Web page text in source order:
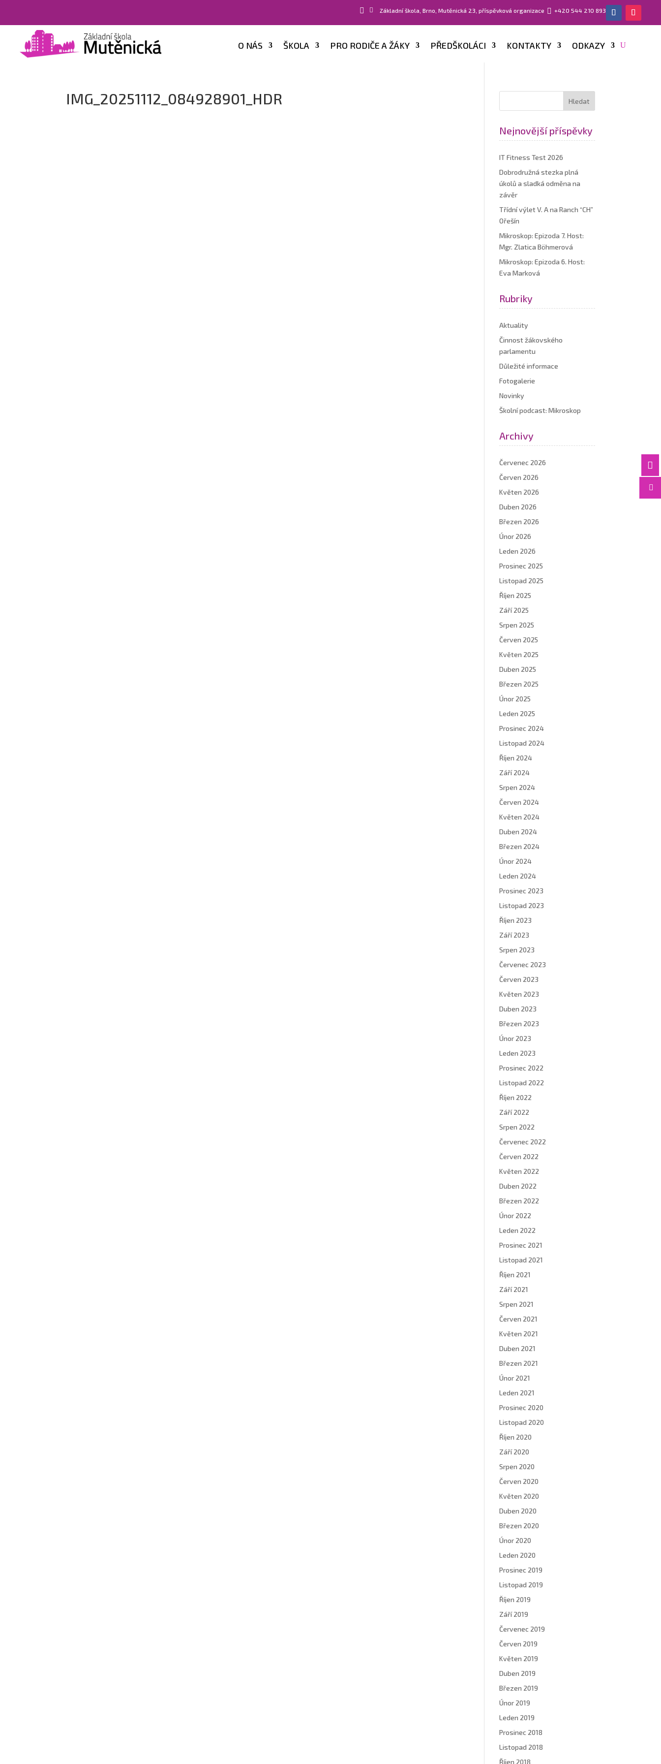
  Základní škola, Brno, Mutěnická 23, příspěvková organizace  +420 544 210 893
O NÁS ŠKOLA PRO RODIČE A ŽÁKY PŘEDŠKOLÁCI KONTAKTY ODKAZY


IMG_20251112_084928901_HDR
Nejnovější příspěvky
IT Fitness Test 2026
Dobrodružná stezka plná
úkolů a sladká odměna na
závěr
Třídní výlet V. A na Ranch “CH”
Ořešín
Mikroskop: Epizoda 7. Host:
Mgr. Zlatica Böhmerová
Mikroskop: Epizoda 6. Host:
Eva Marková
Rubriky
Aktuality
Činnost žákovského
parlamentu
Důležité informace
Fotogalerie
Novinky
Školní podcast: Mikroskop
Archivy
Červenec 2026
Červen 2026
Květen 2026
Duben 2026
Březen 2026
Únor 2026
Leden 2026
Prosinec 2025
Listopad 2025
Říjen 2025
Září 2025
Srpen 2025
Červen 2025
Květen 2025
Duben 2025
Březen 2025
Únor 2025
Leden 2025
Prosinec 2024
Listopad 2024
Říjen 2024
Září 2024
Srpen 2024
Červen 2024
Květen 2024
Duben 2024
Březen 2024
Únor 2024
Leden 2024
Prosinec 2023
Listopad 2023
Říjen 2023
Září 2023
Srpen 2023
Červenec 2023
Červen 2023
Květen 2023
Duben 2023
Březen 2023
Únor 2023
Leden 2023
Prosinec 2022
Listopad 2022
Říjen 2022
Září 2022
Srpen 2022
Červenec 2022
Červen 2022
Květen 2022
Duben 2022
Březen 2022
Únor 2022
Leden 2022
Prosinec 2021
Listopad 2021
Říjen 2021
Září 2021
Srpen 2021
Červen 2021
Květen 2021
Duben 2021
Březen 2021
Únor 2021
Leden 2021
Prosinec 2020
Listopad 2020
Říjen 2020
Září 2020
Srpen 2020
Červen 2020
Květen 2020
Duben 2020
Březen 2020
Únor 2020
Leden 2020
Prosinec 2019
Listopad 2019
Říjen 2019
Září 2019
Červenec 2019
Červen 2019
Květen 2019
Duben 2019
Březen 2019
Únor 2019
Leden 2019
Prosinec 2018
Listopad 2018
Říjen 2018